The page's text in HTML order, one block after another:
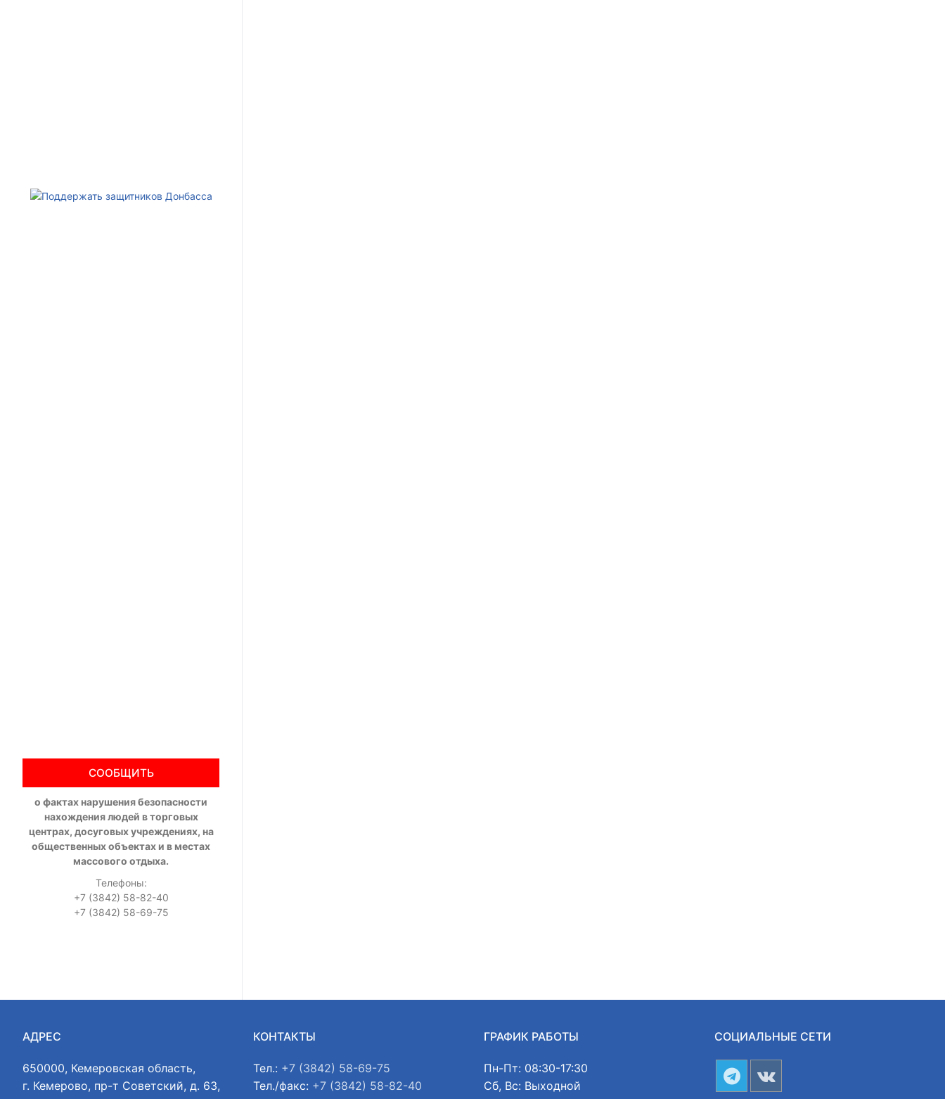
СООБЩИТЬ
о фактах нарушения безопасности
нахождения людей в торговых
центрах, досуговых учреждениях, на
общественных объектах и в местах
массового отдыха.
Телефоны:
+7 (3842) 58-82-40
+7 (3842) 58-69-75
АДРЕС
650000, Кемеровская область,
г. Кемерово, пр-т Советский, д. 63,
КОНТАКТЫ
Тел.: +7 (3842) 58-69-75
Тел./факс: +7 (3842) 58-82-40
ГРАФИК РАБОТЫ
Пн-Пт: 08:30-17:30
Сб, Вс: Выходной
СОЦИАЛЬНЫЕ СЕТИ